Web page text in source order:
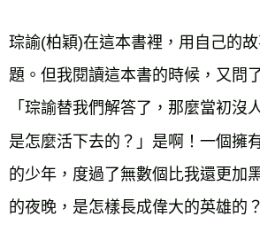
琮諭(柏穎)在這本書裡，用自己的
題。但我閱讀這本書的時候，又問
「琮諭替我們解答了，那麼當初沒
是怎麼活下去的？」是啊！一個擁
的少年，度過了無數個比我還更加
的夜晚，是怎樣長成偉大的英雄的？